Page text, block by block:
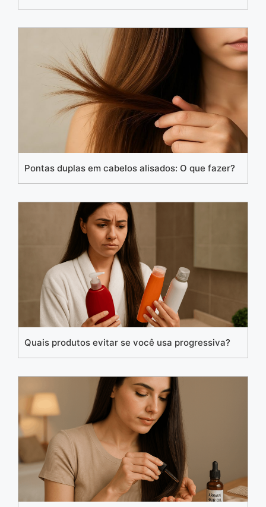
Pontas duplas em cabelos alisados: O que fazer?
Quais produtos evitar se você usa progressiva?